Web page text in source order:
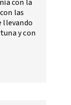
con la
las
llevando
y con